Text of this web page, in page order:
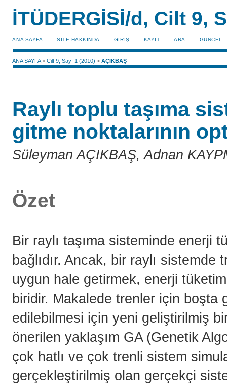
İTÜDERGİSİ/d, Cilt 9,
ANA SAYFA SİTE HAKKINDA GIRIŞ KAYIT ARA GÜNCEL
ANA SAYFA>Cilt 9, Sayı 1 (2010) >AÇIKBAŞ
Raylı toplu taşıma
gitme noktalarının
Süleyman AÇIKBAŞ, Adnan
Özet
Bir raylı taşıma sisteminde enerji
bağlıdır. Ancak, bir raylı
uygun hale getirmek, enerji
biridir. Makalede trenler için boşta
edilebilmesi için yeni geliştirilmiş
önerilen yaklaşım GA (Genetik
çok hatlı ve çok trenli sistem
gerçekleştirilmiş olan gerçekçi